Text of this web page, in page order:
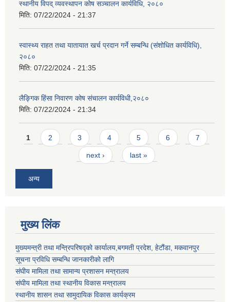
स्थानीय विपद् व्यवस्थापन कोष सञ्चालन कार्यविधि, २०८०
मिति: 07/22/2024 - 21:37
स्वास्थ्य राहत तथा यातायात खर्च प्रदान गर्ने सम्बन्धि (संशोधित कार्यविधि),
२०८०
मिति: 07/22/2024 - 21:35
लैङ्गिक हिंसा निवारण कोष संचालन कार्यविधी,२०८०
मिति: 07/22/2024 - 21:34
Pages
1 2 3 4 5 6 7
next › last »
अन्य
मुख्य लिंक
मुख्यमन्त्री तथा मन्त्रिपरिषद्को कार्यालय,बगमती प्रदेश, हेटौंडा, मकवानपुर
सूचना प्रविधि सम्बन्धि जानकारीको लागि
संघीय मामिला तथा सामान्य प्रशासन मन्त्रालय
संघीय मामिला तथा स्थानीय विकास मन्त्रालय
स्थानीय शासन तथा सामुदायिक विकास कार्यक्रम